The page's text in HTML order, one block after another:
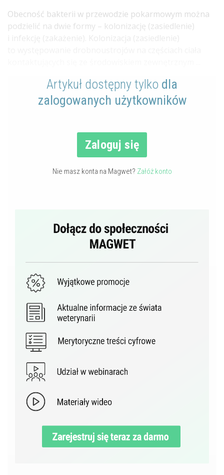
Obecność bakterii w przewodzie pokarmowym można
podzielić na dwie formy – kolonizację (zasiedlenie)
i infekcję (zakażenie). Kolonizacja (zasiedlenie)
Artykuł dostępny tylko dla
zalogowanych użytkowników
Zaloguj się
Nie masz konta na Magwet? Załóż konto